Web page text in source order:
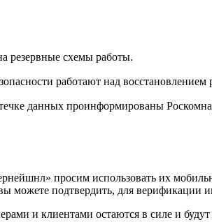
резервные схемы работы.
работают над
данных проинформированы
просим использовать их
можете подтвердить, для верификации
и клиентами остаются в силе и